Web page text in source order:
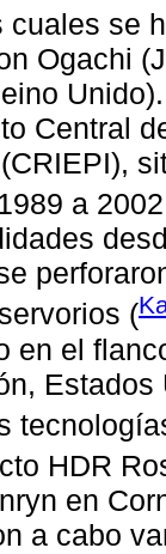
cuales se
Ogachi
Central
a
(
en el
HDR
en
a cabo